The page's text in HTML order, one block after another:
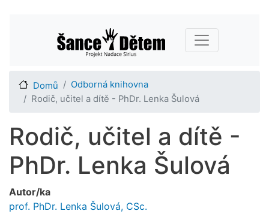
hlavnímu
obsahu
Main navigation
Domů
Odborná knihovna
Rodič, učitel a dítě - PhDr. Lenka Šulová
Rodič, učitel a dítě -
PhDr. Lenka Šulová
Autor/ka
prof. PhDr. Lenka Šulová, CSc.